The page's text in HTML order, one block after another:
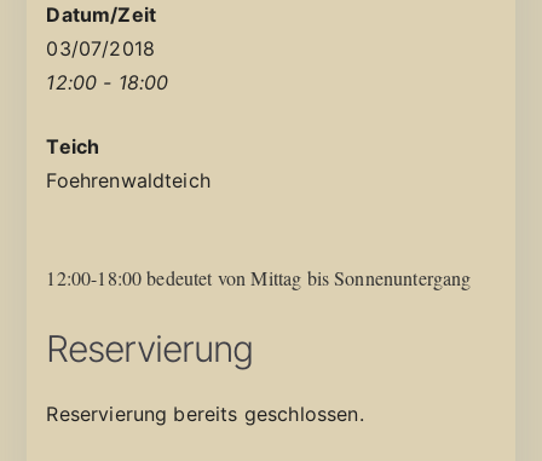
Datum/Zeit
03/07/2018
12:00 - 18:00
Teich
Foehrenwaldteich
12:00-18:00 bedeutet von Mittag bis Sonnenuntergang
Reservierung
Reservierung bereits geschlossen.